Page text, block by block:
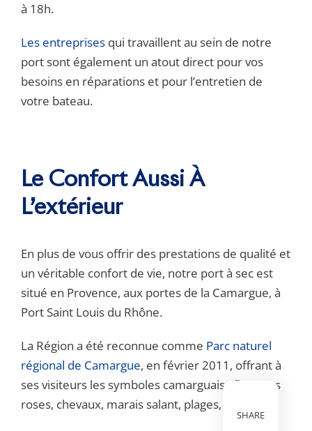
à 18h.
Les entreprises qui travaillent au sein de notre
port sont également un atout direct pour vos
besoins en réparations et pour l’entretien de
votre bateau.
Le Confort Aussi À
L’extérieur
En plus de vous offrir des prestations de qualité et
un véritable confort de vie, notre port à sec est
situé en Provence, aux portes de la Camargue, à
Port Saint Louis du Rhône.
La Région a été reconnue comme Parc naturel
régional de Camargue, en février 2011, offrant à
ses visiteurs les symboles camarguais : flamants
roses, chevaux, marais salant, plages, etc…
SHARE